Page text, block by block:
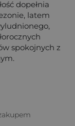
dopełnia
latem
spokojnych z
ocena:Wybitna 9/
Rewelacyjna 8/
dobra 7/10"
10"
5/10"